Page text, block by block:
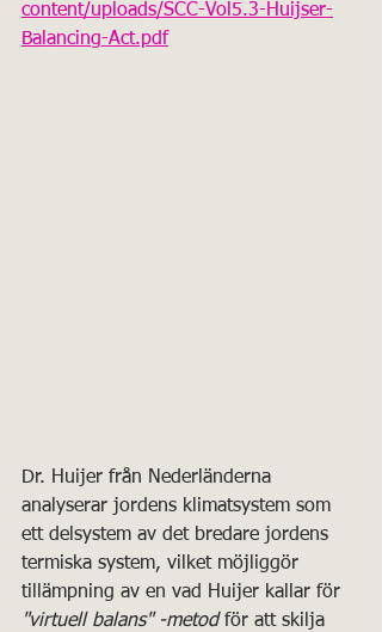
content/uploads/SCC-Vol5.3-Huijser-
Balancing-Act.pdf
Dr. Huijer från Nederländerna
analyserar jordens klimatsystem som
ett delsystem av det bredare jordens
termiska system, vilket möjliggör
tillämpning av en vad Huijer kallar för
"virtuell balans" -metod för att skilja